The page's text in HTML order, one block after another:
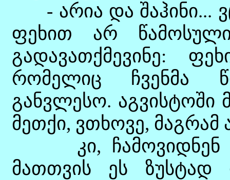
- არია და შაჰინი...
ფეხით არ
გადავათქმევინე:
რომელიც ჩვენმა
განვლესო. აგვისტოში
მეთქი, ვთხოვე, მაგრამ
კი, ჩამოვიდნენ
მათთვის ეს ზუსტად